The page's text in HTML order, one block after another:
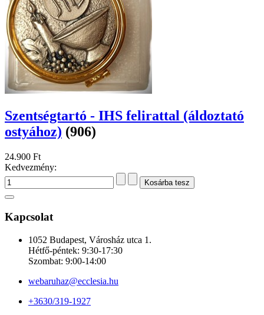
Szentségtartó - IHS felirattal (áldoztató
ostyához) (906)
24.900 Ft
Kedvezmény:
Kapcsolat
1052 Budapest, Városház utca 1.
Hétfő-péntek: 9:30-17:30
Szombat: 9:00-14:00
webaruhaz@ecclesia.hu
+3630/319-1927